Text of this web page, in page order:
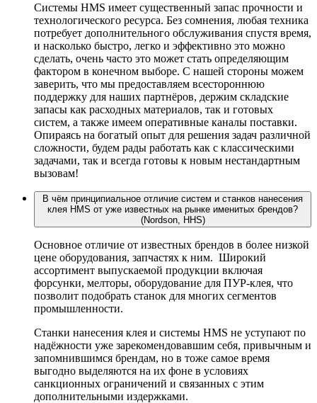
Системы HMS имеет существенный запас прочности и
технологического ресурса. Без сомнения, любая техника
потребует дополнительного обслуживания спустя время,
и насколько быстро, легко и эффективно это можно
сделать, очень часто это может стать определяющим
фактором в конечном выборе. С нашей стороны можем
заверить, что мы предоставляем всестороннюю
поддержку для наших партнёров, держим складские
запасы как расходных материалов, так и готовых
систем, а также имеем оперативные каналы поставки.
Опираясь на богатый опыт для решения задач различной
сложности, будем рады работать как с классическими
задачами, так и всегда готовы к новым нестандартным
вызовам!
В чём принципиальное отличие систем и станков нанесения
клея HMS от уже известных на рынке именитых брендов?
(Nordson, HHS)
Основное отличие от известных брендов в более низкой
цене оборудования, запчастях к ним. Широкий
ассортимент выпускаемой продукции включая
форсунки, мелторы, оборудование для ПУР-клея, что
позволит подобрать станок для многих сегментов
промышленности.
Станки нанесения клея и системы HMS не уступают по
надёжности уже зарекомендовавшим себя, привычным и
запомнившимся брендам, но в тоже самое время
выгодно выделяются на их фоне в условиях
санкционных ограничений и связанных с этим
дополнительными издержками.